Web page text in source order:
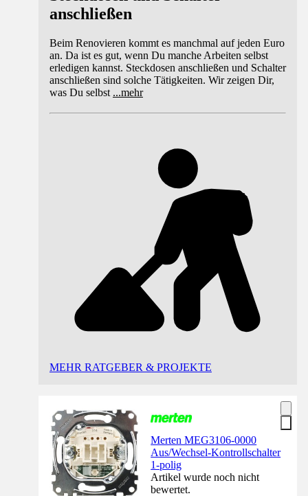
anschließen
Beim Renovieren kommt es manchmal auf jeden Euro
an. Da ist es gut, wenn Du manche Arbeiten selbst
erledigen kannst. Steckdosen anschließen und Schalter
anschließen sind solche Tätigkeiten. Wir zeigen Dir,
was Du selbst ...mehr
MEHR RATGEBER & PROJEKTE
Merten MEG3106-0000
Aus/Wechsel-Kontrollschalter
1-polig
Artikel wurde noch nicht
bewertet.